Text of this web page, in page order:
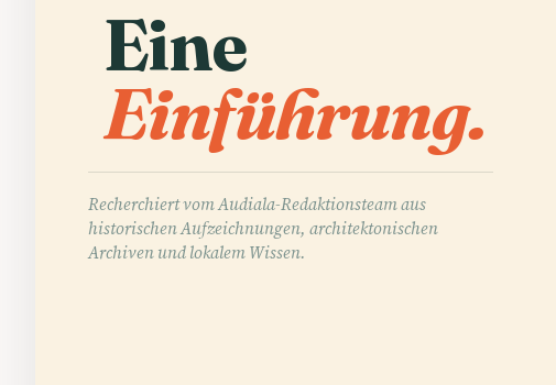
Eine
Einführung.
Recherchiert vom Audiala-Redaktionsteam aus
historischen Aufzeichnungen, architektonischen
Archiven und lokalem Wissen.